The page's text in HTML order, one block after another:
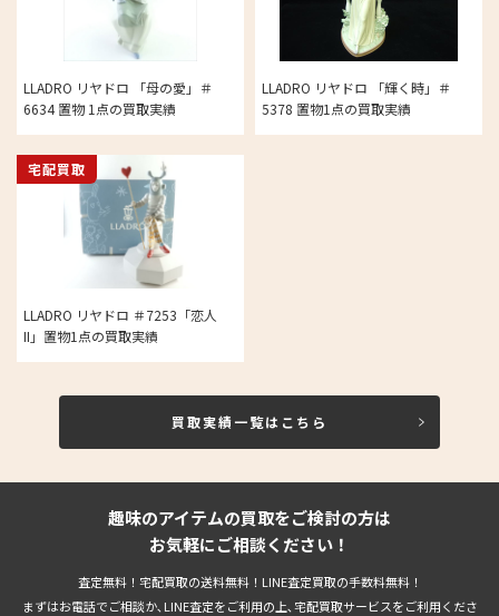
LLADRO リヤドロ 「母の愛」＃
6634 置物 1点の買取実績
LLADRO リヤドロ 「輝く時」＃
5378 置物1点の買取実績
LLADRO リヤドロ ＃7253「恋人
II」置物1点の買取実績
宅配買取
買取実績一覧はこちら
趣味のアイテムの買取をご検討の方は
お気軽にご相談ください！
査定無料！宅配買取の送料無料！LINE査定買取の手数料無料！
まずはお電話でご相談か､LINE査定をご利用の上､宅配買取サービスをご利用くださ